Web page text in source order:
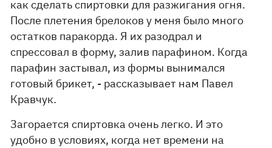
как сделать спиртовки для разжигания огня.
После плетения брелоков у меня было много
остатков паракорда. Я их разодрал и
спрессовал в форму, залив парафином. Когда
парафин застывал, из формы вынимался
готовый брикет, - рассказывает нам Павел
Кравчук.
Загорается спиртовка очень легко. И это
удобно в условиях, когда нет времени на